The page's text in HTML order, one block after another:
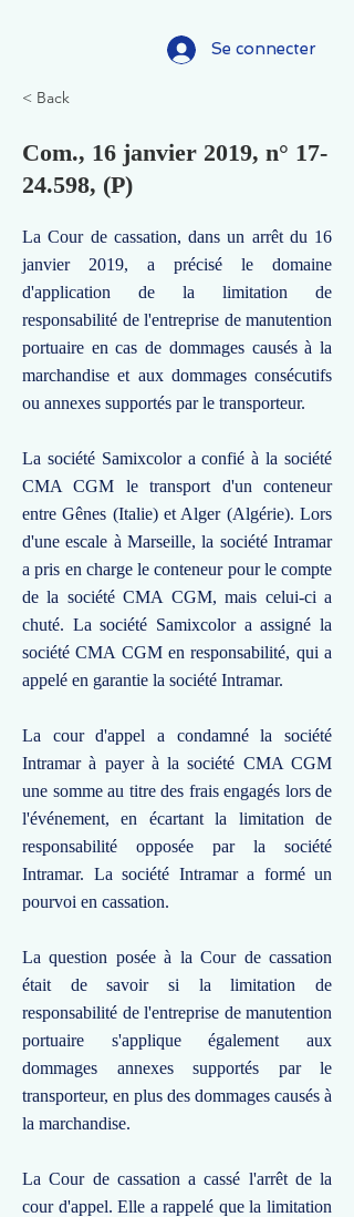
Se connecter
< Back
Com., 16 janvier 2019, n° 17-
24.598, (P)
La Cour de cassation, dans un arrêt du 16
janvier 2019, a précisé le domaine
d'application de la limitation de
responsabilité de l'entreprise de manutention
portuaire en cas de dommages causés à la
marchandise et aux dommages consécutifs
ou annexes supportés par le transporteur.
La société Samixcolor a confié à la société
CMA CGM le transport d'un conteneur
entre Gênes (Italie) et Alger (Algérie). Lors
d'une escale à Marseille, la société Intramar
a pris en charge le conteneur pour le compte
de la société CMA CGM, mais celui-ci a
chuté. La société Samixcolor a assigné la
société CMA CGM en responsabilité, qui a
appelé en garantie la société Intramar.
La cour d'appel a condamné la société
Intramar à payer à la société CMA CGM
une somme au titre des frais engagés lors de
l'événement, en écartant la limitation de
responsabilité opposée par la société
Intramar. La société Intramar a formé un
pourvoi en cassation.
La question posée à la Cour de cassation
était de savoir si la limitation de
responsabilité de l'entreprise de manutention
portuaire s'applique également aux
dommages annexes supportés par le
transporteur, en plus des dommages causés à
la marchandise.
La Cour de cassation a cassé l'arrêt de la
cour d'appel. Elle a rappelé que la limitation